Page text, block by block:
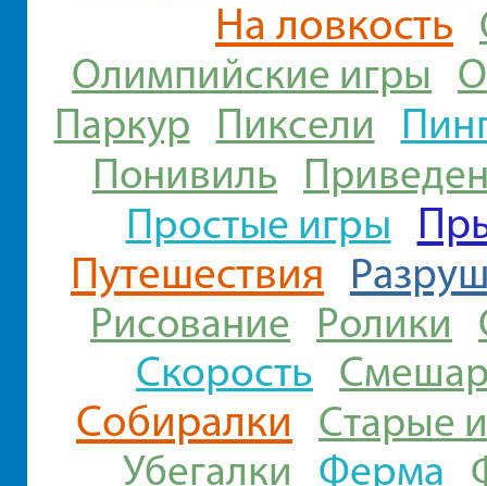
На ловкость
Олимпийские игры
Паркур Пиксели
Понивиль
Простые игры
Путешествия
Рисование Ролики
Скорость
Собиралки Старые
Убегалки Ферма